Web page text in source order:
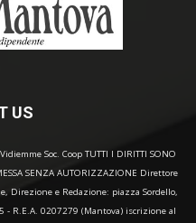
US
Soc. Coop TUTTI I DIRITTI SONO
SENZA AUTORIZZAZIONE Direttore
Direzione e Redazione: piazza Sordello,
- R.E.A. 0207279 (Mantova) iscrizione al